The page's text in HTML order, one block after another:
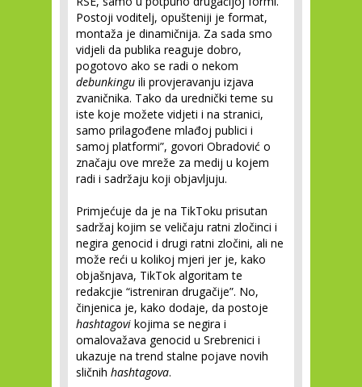
Postoji voditelj, opušteniji je format,
montaža je dinamičnija. Za sada smo
vidjeli da publika reaguje dobro,
pogotovo ako se radi o nekom
debunkingu ili provjeravanju izjava
zvaničnika. Tako da urednički teme su
iste koje možete vidjeti i na stranici,
samo prilagođene mlađoj publici i
samoj platformi”, govori Obradović o
značaju ove mreže za medij u kojem
radi i sadržaju koji objavljuju.
Primjećuje da je na TikToku prisutan
sadržaj kojim se veličaju ratni zločinci i
negira genocid i drugi ratni zločini, ali ne
može reći u kolikoj mjeri jer je, kako
objašnjava, TikTok algoritam te
redakcjie “istreniran drugačije”. No,
činjenica je, kako dodaje, da postoje
hashtagovi kojima se negira i
omalovažava genocid u Srebrenici i
ukazuje na trend stalne pojave novih
sličnih hashtagova.